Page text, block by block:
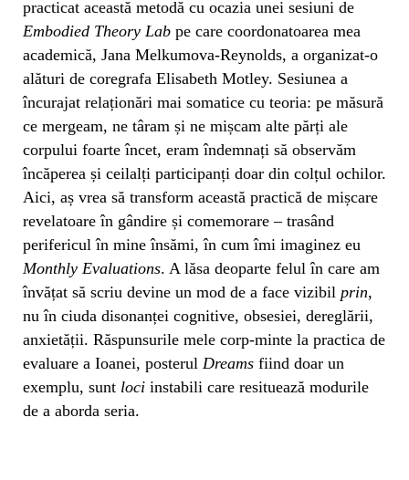
practicat această metodă cu ocazia unei sesiuni de
Embodied Theory Lab pe care coordonatoarea mea
academică, Jana Melkumova-Reynolds, a organizat-o
alături de coregrafa Elisabeth Motley. Sesiunea a
încurajat relaționări mai somatice cu teoria: pe măsură
ce mergeam, ne târam și ne mișcam alte părți ale
corpului foarte încet, eram îndemnați să observăm
încăperea și ceilalți participanți doar din colțul ochilor.
Aici, aș vrea să transform această practică de mișcare
revelatoare în gândire și comemorare – trasând
perifericul în mine însămi, în cum îmi imaginez eu
Monthly Evaluations. A lăsa deoparte felul în care am
învățat să scriu devine un mod de a face vizibil prin,
nu în ciuda disonanței cognitive, obsesiei, dereglării,
anxietății. Răspunsurile mele corp-minte la practica de
evaluare a Ioanei, posterul Dreams fiind doar un
exemplu, sunt loci instabili care resituează modurile
de a aborda seria.